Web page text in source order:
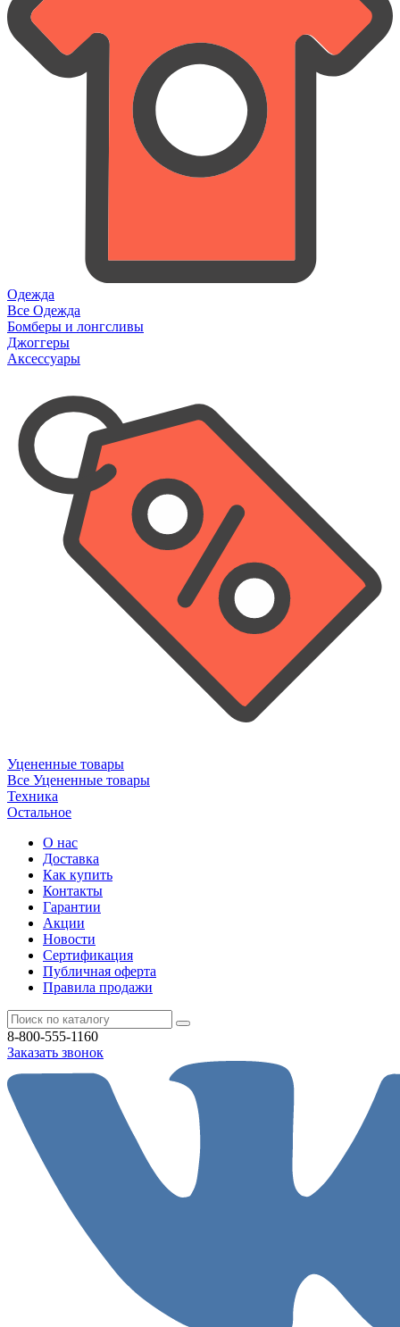
Одежда
Все Одежда
Бомберы и лонгсливы
Джоггеры
Аксессуары
Уцененные товары
Все Уцененные товары
Техника
Остальное
О нас
Доставка
Как купить
Контакты
Гарантии
Акции
Новости
Cертификация
Публичная оферта
Правила продажи
8-800-555-1160
Заказать звонок